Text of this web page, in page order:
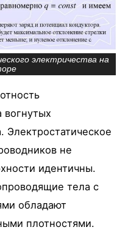
электричества на
вогнутых
Электростатическое
не
идентичны.
тела с
обладают
плотностями.